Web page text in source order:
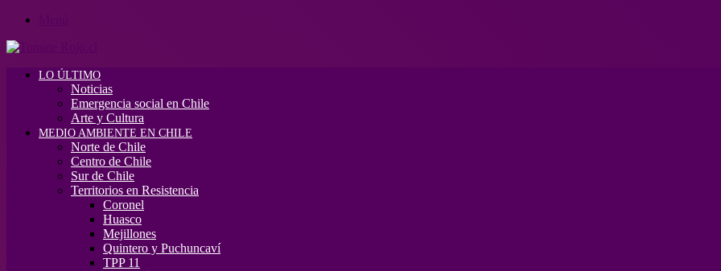
LO ÚLTIMO
Noticias
Emergencia social en Chile
Arte y Cultura
MEDIO AMBIENTE EN CHILE
Norte de Chile
Centro de Chile
Sur de Chile
Territorios en Resistencia
Coronel
Huasco
Mejillones
Quintero y Puchuncaví
TPP 11